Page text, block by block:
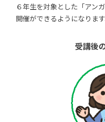
６年生を対象とした「アン
開催ができるようになります
受講後